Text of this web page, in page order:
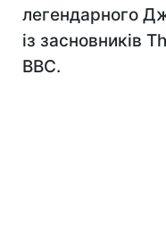
легендарного
із засновників
ВВС.